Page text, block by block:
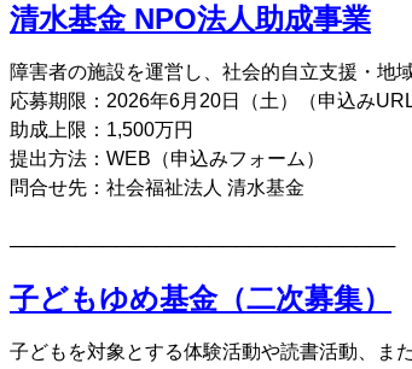
清水基金 NPO法人助成事業
障害者の施設を運営し、社会的自立支援・地
応募期限：2026年6月20日（土）（申込み
助成上限：1,500万円
提出方法：WEB（申込みフォーム）
問合せ先：社会福祉法人 清水基金
─────────────────────────────
子どもゆめ基金（二次募集）
子どもを対象とする体験活動や読書活動、ま